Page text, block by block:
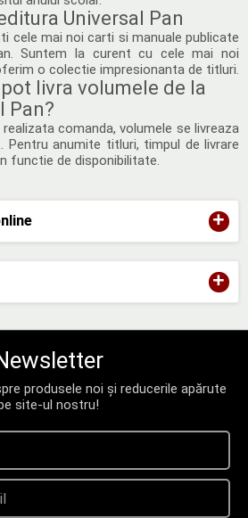
+
+
Universal Pan
cele mai noi carti si manuale publicate
Suntem la curent cu cele mai noi
o colectie impresionanta de titluri.
livra volumele de la
Pan?
comanda, volumele se livreaza
Pentru anumite titluri, timpul de livrare
functie de disponibilitate.
produsele noi și reducerile apărute
site-ul nostru!